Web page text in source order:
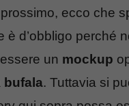
ecco che
è d’obbligo perché
un mockup
bufala. Tuttavia si